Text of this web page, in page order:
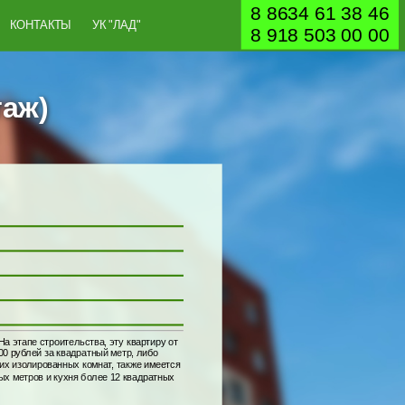
8 8634 61 38 46
8 918 503 00 00
КОНТАКТЫ УК "ЛАД"
строительства, эту квартиру от
рублей за квадратный метр, либо
изолированных комнат, также имеется
метров и кухня более 12 квадратных